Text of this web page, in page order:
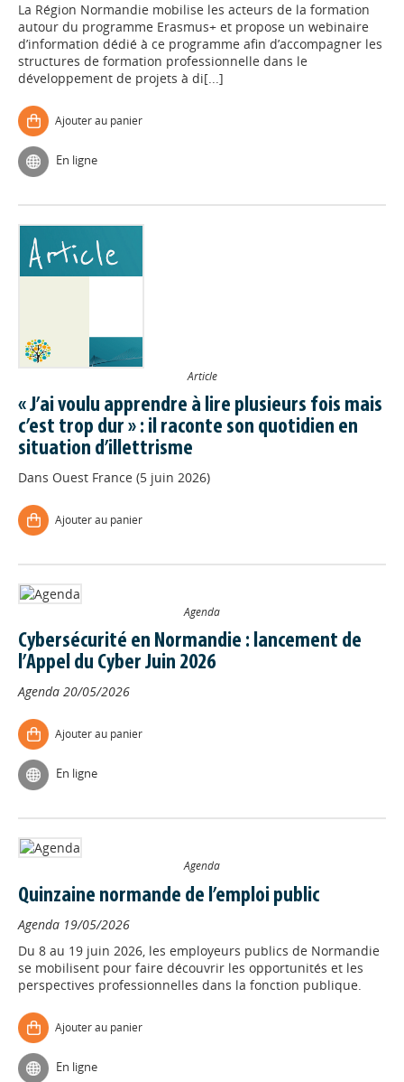
La Région Normandie mobilise les acteurs de la formation
autour du programme Erasmus+ et propose un webinaire
d’information dédié à ce programme afin d’accompagner les
structures de formation professionnelle dans le
développement de projets à di[...]
Ajouter au panier
En ligne
Article
« J’ai voulu apprendre à lire plusieurs fois mais
c’est trop dur » : il raconte son quotidien en
situation d’illettrisme
Dans Ouest France (5 juin 2026)
Ajouter au panier
Agenda
Cybersécurité en Normandie : lancement de
l’Appel du Cyber Juin 2026
Agenda 20/05/2026
Ajouter au panier
En ligne
Agenda
Quinzaine normande de l’emploi public
Agenda 19/05/2026
Du 8 au 19 juin 2026, les employeurs publics de Normandie
se mobilisent pour faire découvrir les opportunités et les
perspectives professionnelles dans la fonction publique.
Ajouter au panier
En ligne